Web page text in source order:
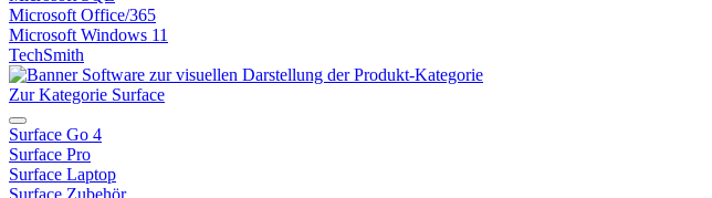
Microsoft Office/365
Microsoft Windows 11
TechSmith
Zur Kategorie Surface
Surface Go 4
Surface Pro
Surface Laptop
Surface Zubehör